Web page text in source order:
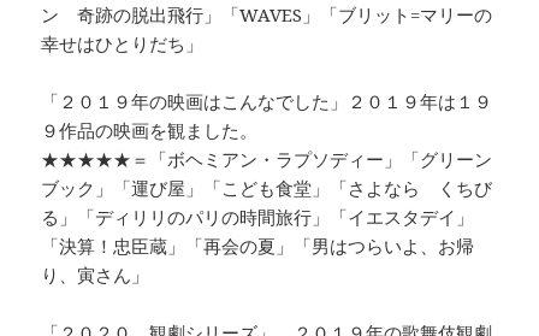
ン 奇跡の脱出飛行」「WAVES」「ブリット=マリーの
幸せはひとりだち」
「２０１９年の映画はこんなでした」２０１９年は１９
９作品の映画を観ました。
★★★★★＝「ボヘミアン・ラプソディー」「グリーン
ブック」「運び屋」「こども食堂」「さよなら くちび
る」「ディリリのパリの時間旅行」「イエスタデイ」
「決算！忠臣蔵」「再会の夏」「男はつらいよ、お帰
り、寅さん」